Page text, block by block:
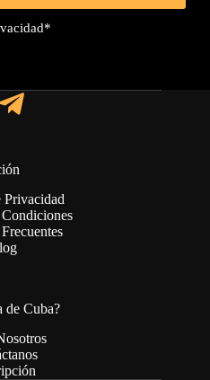
*
Privacidad
de Cuba?